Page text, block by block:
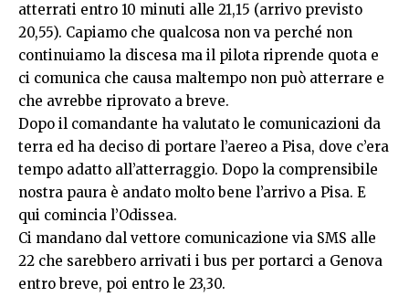
atterrati entro 10 minuti alle 21,15 (arrivo previsto
20,55). Capiamo che qualcosa non va perché non
continuiamo la discesa ma il pilota riprende quota e
ci comunica che causa maltempo non può atterrare e
che avrebbe riprovato a breve.
Dopo il comandante ha valutato le comunicazioni da
terra ed ha deciso di portare l’aereo a Pisa, dove c’era
tempo adatto all’atterraggio. Dopo la comprensibile
nostra paura è andato molto bene l’arrivo a Pisa. E
qui comincia l’Odissea.
Ci mandano dal vettore comunicazione via SMS alle
22 che sarebbero arrivati i bus per portarci a Genova
entro breve, poi entro le 23,30.